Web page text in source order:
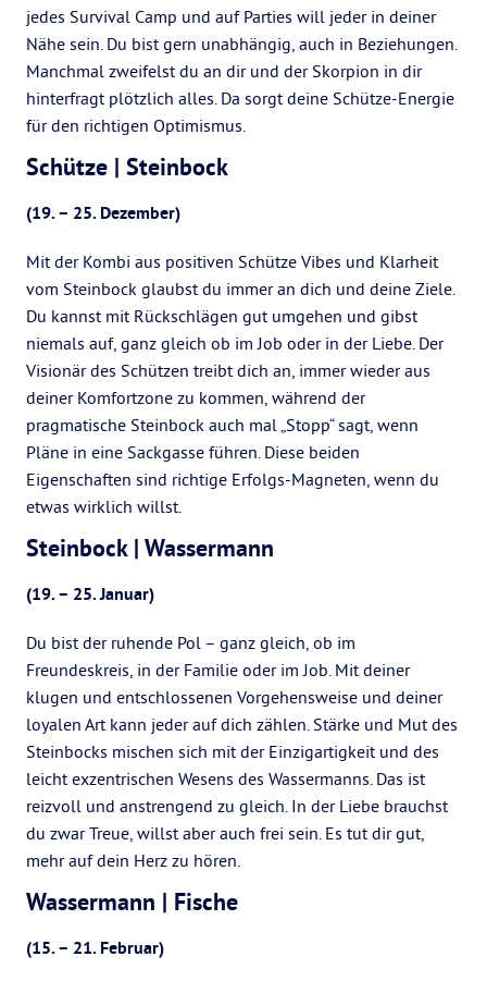
jedes Survival Camp und auf Parties will jeder in deiner
Nähe sein. Du bist gern unabhängig, auch in Beziehungen.
Manchmal zweifelst du an dir und der Skorpion in dir
hinterfragt plötzlich alles. Da sorgt deine Schütze-Energie
für den richtigen Optimismus.
Schütze | Steinbock
(19. – 25. Dezember)
Mit der Kombi aus positiven Schütze Vibes und Klarheit
vom Steinbock glaubst du immer an dich und deine Ziele.
Du kannst mit Rückschlägen gut umgehen und gibst
niemals auf, ganz gleich ob im Job oder in der Liebe. Der
Visionär des Schützen treibt dich an, immer wieder aus
deiner Komfortzone zu kommen, während der
pragmatische Steinbock auch mal „Stopp“ sagt, wenn
Pläne in eine Sackgasse führen. Diese beiden
Eigenschaften sind richtige Erfolgs-Magneten, wenn du
etwas wirklich willst.
Steinbock | Wassermann
(19. – 25. Januar)
Du bist der ruhende Pol – ganz gleich, ob im
Freundeskreis, in der Familie oder im Job. Mit deiner
klugen und entschlossenen Vorgehensweise und deiner
loyalen Art kann jeder auf dich zählen. Stärke und Mut des
Steinbocks mischen sich mit der Einzigartigkeit und des
leicht exzentrischen Wesens des Wassermanns. Das ist
reizvoll und anstrengend zu gleich. In der Liebe brauchst
du zwar Treue, willst aber auch frei sein. Es tut dir gut,
mehr auf dein Herz zu hören.
Wassermann | Fische
(15. – 21. Februar)